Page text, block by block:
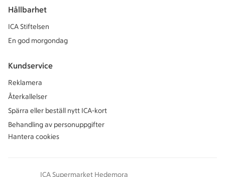
Hållbarhet
ICA Stiftelsen
En god morgondag
Kundservice
Reklamera
Återkallelser
Spärra eller beställ nytt ICA-kort
Behandling av personuppgifter
Hantera cookies
ICA Supermarket Hedemora